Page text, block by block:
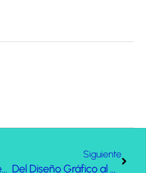
Teletrabajo: lo que necesitan saber las empresas
Siguiente
Del Diseño Gráfico al UX: 5 principios básicos